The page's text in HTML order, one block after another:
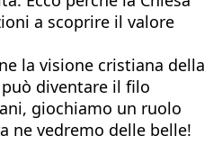
a scoprire il valore
la visione cristiana della
diventare il filo
giochiamo un ruolo
ne vedremo delle belle!